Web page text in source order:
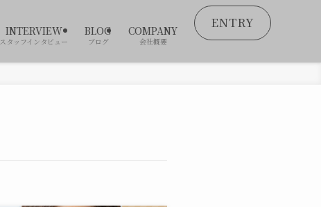
INTERVIEW
スタッフインタビュー
BLOG
ブログ
COMPANY
会社概要
ENTRY